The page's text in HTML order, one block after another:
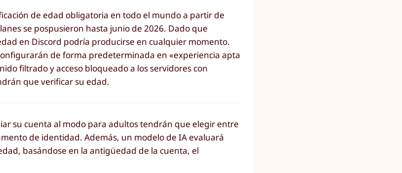
de edad obligatoria en todo el mundo a partir de
se pospusieron hasta junio de 2026. Dado que
en Discord podría producirse en cualquier momento.
de forma predeterminada en «experiencia apta
filtrado y acceso bloqueado a los servidores con
que verificar su edad.
su cuenta al modo para adultos tendrán que elegir entre
de identidad. Además, un modelo de IA evaluará
basándose en la antigüedad de la cuenta, el